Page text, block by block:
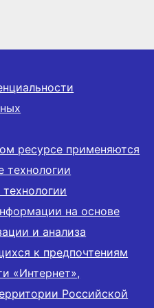
ресурсе применяются
технологии
на основе
и анализа
к предпочтениям
«Интернет»,
Российской